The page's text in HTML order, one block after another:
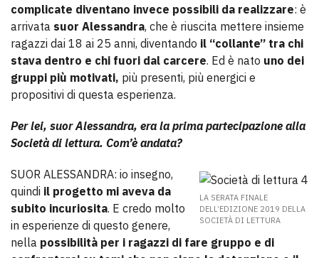
complicate diventano invece possibili da realizzare: è
arrivata suor Alessandra, che è riuscita mettere insieme
ragazzi dai 18 ai 25 anni, diventando il “collante” tra chi
stava dentro e chi fuori dal carcere. Ed è nato uno dei
gruppi più motivati, più presenti, più energici e
propositivi di questa esperienza.
Per lei, suor Alessandra, era la prima partecipazione alla
Società di lettura. Com’è andata?
LA SERATA FINALE
DELL’EDIZIONE 2019 DELLA
SOCIETÀ DI LETTURA
SUOR ALESSANDRA: io insegno,
quindi il progetto mi aveva da
subito incuriosita. E credo molto
in esperienze di questo genere,
nella possibilità per i ragazzi di fare gruppo e di